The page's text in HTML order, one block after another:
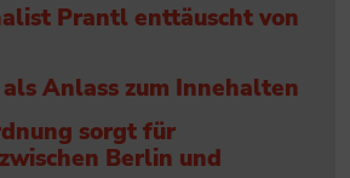
Prantl enttäuscht von
Anlass zum Innehalten
sorgt für
Berlin und